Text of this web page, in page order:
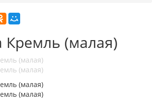
Кремль (малая)